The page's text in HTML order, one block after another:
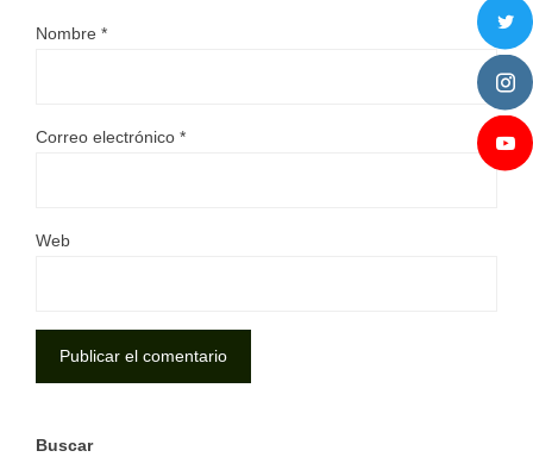
Nombre *
Correo electrónico *
Web
Buscar